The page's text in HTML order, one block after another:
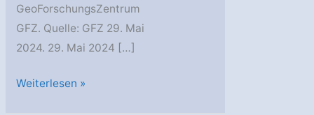
GeoForschungsZentrum
GFZ. Quelle: GFZ 29. Mai
2024. 29. Mai 2024 […]
GFZ:
Weiterlesen »